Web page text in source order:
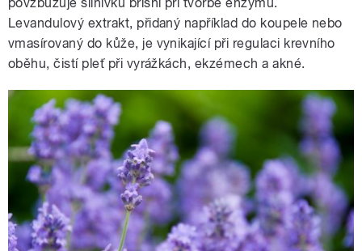
Levandulový extrakt, přidaný například do koupele nebo
vmasírovaný do kůže, je vynikající při regulaci krevního
oběhu, čistí pleť při vyrážkách, ekzémech a akné.